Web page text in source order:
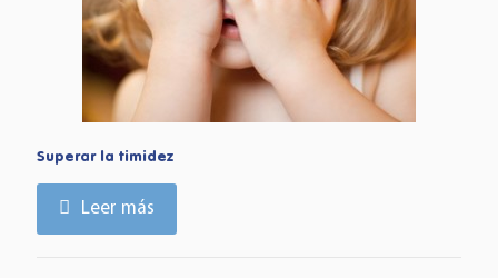
Superar la timidez
Leer más